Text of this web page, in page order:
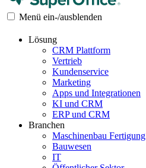
Menü ein-/ausblenden
Lösung
CRM Plattform
Vertrieb
Kundenservice
Marketing
Apps und Integrationen
KI und CRM
ERP und CRM
Branchen
Maschinenbau Fertigung
Bauwesen
IT